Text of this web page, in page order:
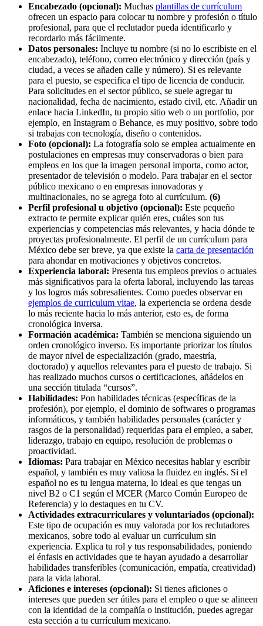
Encabezado (opcional): Muchas plantillas de currículum
ofrecen un espacio para colocar tu nombre y profesión o título
profesional, para que el reclutador pueda identificarlo y
recordarlo más fácilmente.
Datos personales: Incluye tu nombre (si no lo escribiste en el
encabezado), teléfono, correo electrónico y dirección (país y
ciudad, a veces se añaden calle y número). Si es relevante
para el puesto, se especifica el tipo de licencia de conducir.
Para solicitudes en el sector público, se suele agregar tu
nacionalidad, fecha de nacimiento, estado civil, etc. Añadir un
enlace hacia LinkedIn, tu propio sitio web o un portfolio, por
ejemplo, en Instagram o Behance, es muy positivo, sobre todo
si trabajas con tecnología, diseño o contenidos.
Foto (opcional): La fotografía solo se emplea actualmente en
postulaciones en empresas muy conservadoras o bien para
empleos en los que la imagen personal importa, como actor,
presentador de televisión o modelo. Para trabajar en el sector
público mexicano o en empresas innovadoras y
multinacionales, no se agrega foto al currículum. (6)
Perfil profesional u objetivo (opcional): Este pequeño
extracto te permite explicar quién eres, cuáles son tus
experiencias y competencias más relevantes, y hacia dónde te
proyectas profesionalmente. El perfil de un currículum para
México debe ser breve, ya que existe la carta de presentación
para ahondar en motivaciones y objetivos concretos.
Experiencia laboral: Presenta tus empleos previos o actuales
más significativos para la oferta laboral, incluyendo las tareas
y los logros más sobresalientes. Como puedes observar en
ejemplos de curriculum vitae, la experiencia se ordena desde
lo más reciente hacia lo más anterior, esto es, de forma
cronológica inversa.
Formación académica: También se menciona siguiendo un
orden cronológico inverso. Es importante priorizar los títulos
de mayor nivel de especialización (grado, maestría,
doctorado) y aquellos relevantes para el puesto de trabajo. Si
has realizado muchos cursos o certificaciones, añádelos en
una sección titulada “cursos”.
Habilidades: Pon habilidades técnicas (específicas de la
profesión), por ejemplo, el dominio de softwares o programas
informáticos, y también habilidades personales (carácter y
rasgos de la personalidad) requeridas para el empleo, a saber,
liderazgo, trabajo en equipo, resolución de problemas o
proactividad.
Idiomas: Para trabajar en México necesitas hablar y escribir
español, y también es muy valiosa la fluidez en inglés. Si el
español no es tu lengua materna, lo ideal es que tengas un
nivel B2 o C1 según el MCER (Marco Común Europeo de
Referencia) y lo destaques en tu CV.
Actividades extracurriculares y voluntariados (opcional):
Este tipo de ocupación es muy valorada por los reclutadores
mexicanos, sobre todo al evaluar un currículum sin
experiencia. Explica tu rol y tus responsabilidades, poniendo
el énfasis en actividades que te hayan ayudado a desarrollar
habilidades transferibles (comunicación, empatía, creatividad)
para la vida laboral.
Aficiones e intereses (opcional): Si tienes aficiones o
intereses que pueden ser útiles para el empleo o que se alineen
con la identidad de la compañía o institución, puedes agregar
esta sección a tu currículum mexicano.